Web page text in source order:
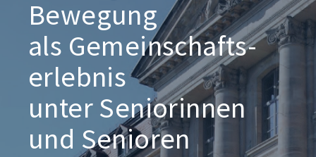
Bewegung
als Gemeinschafts­
erlebnis
unter Seniorinnen
und Senioren